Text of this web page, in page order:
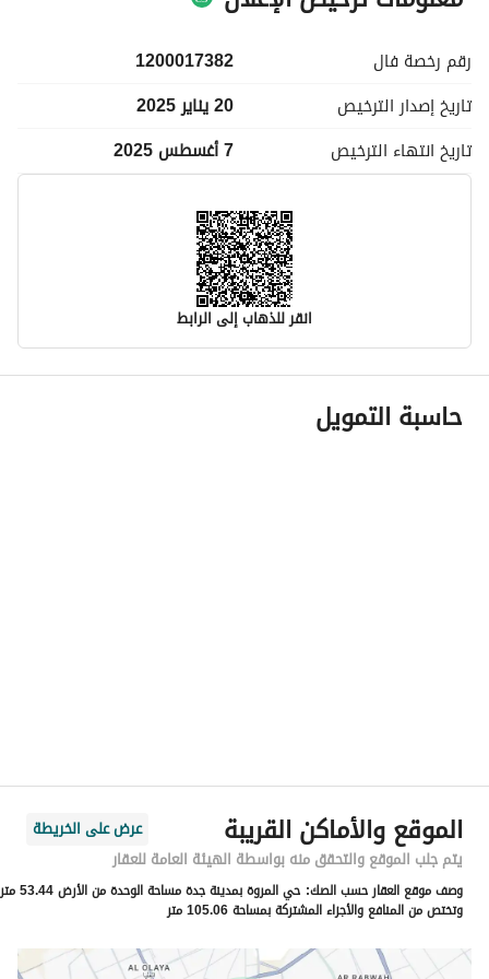
رقم رخصة فال
1200017382
تاريخ إصدار الترخيص
20 يناير 2025
تاريخ انتهاء الترخيص 7 أغسطس 2025
انقر للذهاب إلى الرابط
معلومات مسؤول الإعلان
اسم المسؤول
رقم المبنى
4602
الرقم الاضافي
6671
خط العرض
21.605938829654253
حاسبة التمويل
الموقع والأماكن القريبة
عرض على الخريطة
يتم جلب الموقع والتحقق منه بواسطة الهيئة العامة للعقار
وصف موقع العقار حسب الصك:
حي المروة بمدينة جدة مساحة الوحدة من الأرض 53.44 متر
وتختص من المنافع والأجزاء المشتركة بمساحة 105.06 متر